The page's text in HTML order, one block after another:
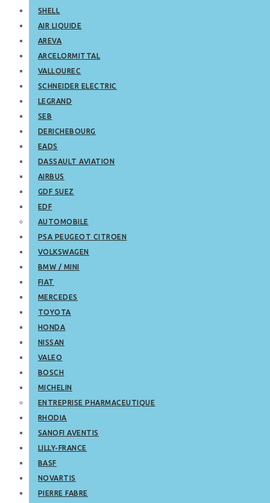
SHELL
AIR LIQUIDE
AREVA
ARCELORMITTAL
VALLOUREC
SCHNEIDER ELECTRIC
LEGRAND
SEB
DERICHEBOURG
EADS
DASSAULT AVIATION
AIRBUS
GDF SUEZ
EDF
AUTOMOBILE
PSA PEUGEOT CITROEN
VOLKSWAGEN
BMW / MINI
FIAT
MERCEDES
TOYOTA
HONDA
NISSAN
VALEO
BOSCH
MICHELIN
ENTREPRISE PHARMACEUTIQUE
RHODIA
SANOFI AVENTIS
LILLY-FRANCE
BASF
NOVARTIS
PIERRE FABRE